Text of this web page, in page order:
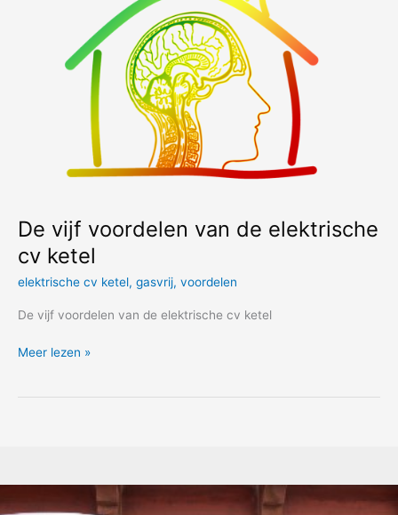
De vijf voordelen van de elektrische
cv ketel
elektrische cv ketel, gasvrij, voordelen
De vijf voordelen van de elektrische cv ketel
De
ketel
Meer lezen »